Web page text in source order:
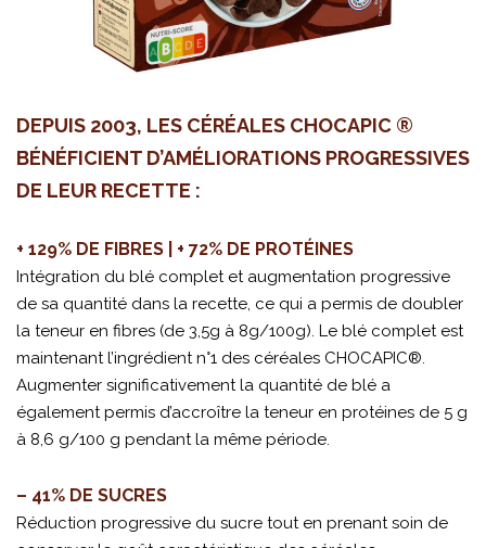
DEPUIS 2003, LES CÉRÉALES CHOCAPIC ®
BÉNÉFICIENT D’AMÉLIORATIONS PROGRESSIVES
DE LEUR RECETTE :
+ 129% DE FIBRES | + 72% DE PROTÉINES
Intégration du blé complet et augmentation progressive
de sa quantité dans la recette, ce qui a permis de doubler
la teneur en fibres (de 3,5g à 8g/100g). Le blé complet est
maintenant l’ingrédient n°1 des céréales CHOCAPIC®.
Augmenter significativement la quantité de blé a
également permis d’accroître la teneur en protéines de 5 g
à 8,6 g/100 g pendant la même période.
– 41% DE SUCRES
Réduction progressive du sucre tout en prenant soin de